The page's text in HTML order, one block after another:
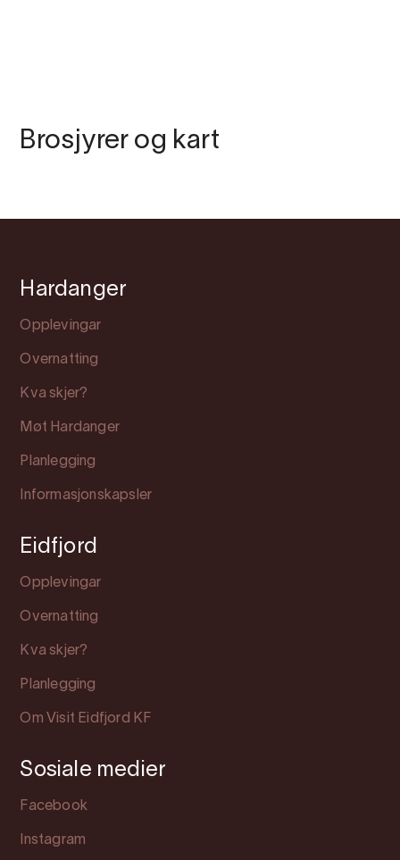
Brosjyrer og kart
Hardanger
Opplevingar
Overnatting
Kva skjer?
Møt Hardanger
Planlegging
Informasjonskapsler
Eidfjord
Opplevingar
Overnatting
Kva skjer?
Planlegging
Om Visit Eidfjord KF
Sosiale medier
Facebook
Instagram